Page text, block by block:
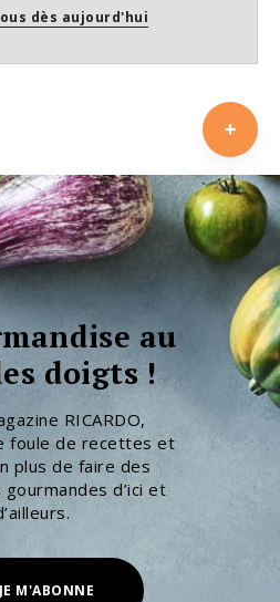
dès aujourd'hui
au
doigts !
RICARDO,
foule de recettes et
plus de faire des
d’ici et
JE M'ABONNE